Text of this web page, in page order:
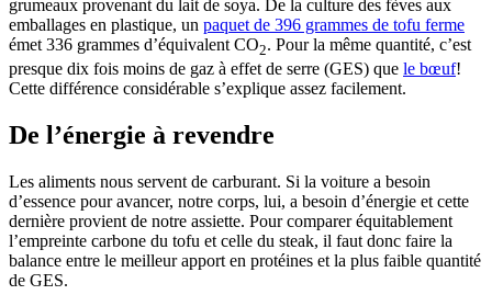
grumeaux provenant du lait de soya. De la culture des fèves aux
emballages en plastique, un paquet de 396 grammes de tofu ferme
émet 336 grammes d’équivalent CO2. Pour la même quantité, c’est
presque dix fois moins de gaz à effet de serre (GES) que le bœuf!
Cette différence considérable s’explique assez facilement.
De l’énergie à revendre
Les aliments nous servent de carburant. Si la voiture a besoin
d’essence pour avancer, notre corps, lui, a besoin d’énergie et cette
dernière provient de notre assiette. Pour comparer équitablement
l’empreinte carbone du tofu et celle du steak, il faut donc faire la
balance entre le meilleur apport en protéines et la plus faible quantité
de GES.